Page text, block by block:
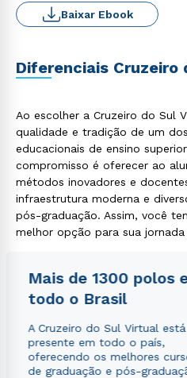
Baixar Ebook
Diferenciais Cruzeiro
Ao escolher a Cruzeiro do Sul
qualidade e tradição de um
educacionais de ensino
compromisso é oferecer ao
métodos inovadores e
infraestrutura moderna e
pós-graduação. Assim, você
melhor opção para sua jornada
Mais de 1300 polos
todo o Brasil
A Cruzeiro do Sul Virtual está
presente em todo o país,
oferecendo os melhores
de graduação e pós-
Rápido e fácil
WhatsApp
ou
autorizo que meus dados
envio de conteúdos da